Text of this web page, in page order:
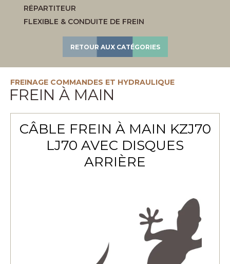
RÉPARTITEUR
FLEXIBLE & CONDUITE DE FREIN
RETOUR AUX CATÉGORIES
FREINAGE COMMANDES ET HYDRAULIQUE
FREIN À MAIN
CÂBLE FREIN À MAIN KZJ70
LJ70 AVEC DISQUES
ARRIÈRE